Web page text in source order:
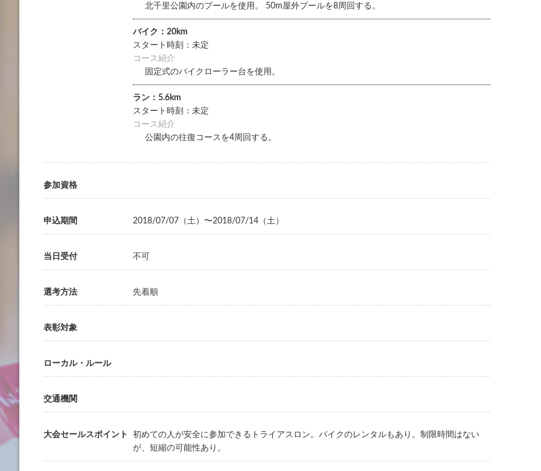
北千里公園内のプールを使用。 50m屋外プールを8周回する。
バイク：20km
スタート時刻：未定
コース紹介
固定式のバイクローラー台を使用。
ラン：5.6km
スタート時刻：未定
コース紹介
公園内の往復コースを4周回する。
参加資格
申込期間 2018/07/07（土）〜2018/07/14（土）
当日受付 不可
選考方法 先着順
表彰対象
ローカル・ルール
交通機関
大会セールスポイント
初めての人が安全に参加できるトライアスロン。バイクのレンタルもあり。制限時間はない
が、短縮の可能性あり。